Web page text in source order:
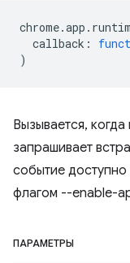
chrome.app .
callback :
)
Вызывается,
запрашивает
событие
флагом --enable-
ПАРАМЕТРЫ